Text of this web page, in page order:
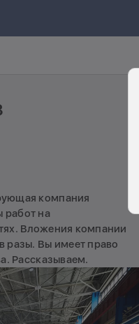
компания
работ на
Вложения компании
разы. Вы имеет право
Рассказываем.